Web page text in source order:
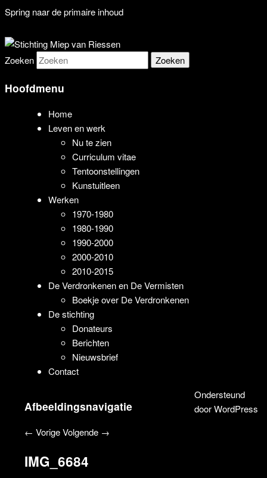
Spring naar de primaire inhoud
Stichting Miep van Riessen
De stichting beheert het werk van
beeldend kunstenaar Miep van
Zoeken
Hoofdmenu
Home
Leven en werk
Nu te zien
Curriculum vitae
Tentoonstellingen
Kunstuitleen
Werken
1970-1980
1980-1990
1990-2000
2000-2010
2010-2015
De Verdronkenen en De Vermisten
Boekje over De Verdronkenen
De stichting
Donateurs
Berichten
Nieuwsbrief
Contact
Afbeeldingsnavigatie
← VorigeVolgende →
IMG_6684
Ondersteund
door WordPress